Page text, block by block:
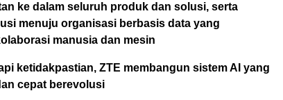
ke dalam seluruh produk dan solusi, serta
menuju organisasi berbasis data yang
manusia dan mesin
ketidakpastian, ZTE membangun sistem AI yang
cepat berevolusi